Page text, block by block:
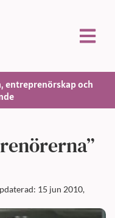
entreprenörskap och
15 jun 2010,